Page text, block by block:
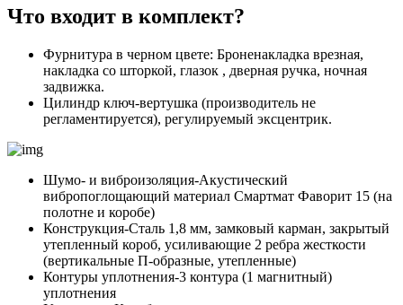
Что входит в комплект?
Фурнитура в черном цвете: Броненакладка врезная,
накладка со шторкой, глазок , дверная ручка, ночная
задвижка.
Цилиндр ключ-вертушка (производитель не
регламентируется), регулируемый эксцентрик.
Шумо- и виброизоляция-Акустический
вибропоглощающий материал Смартмат Фаворит 15 (на
полотне и коробе)
Конструкция-Сталь 1,8 мм, замковый карман, закрытый
утепленный короб, усиливающие 2 ребра жесткости
(вертикальные П-образные, утепленные)
Контуры уплотнения-3 контура (1 магнитный)
уплотнения